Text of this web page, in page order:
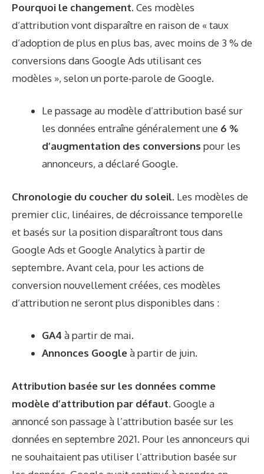
Pourquoi le changement. Ces modèles
d’attribution vont disparaître en raison de « taux
d’adoption de plus en plus bas, avec moins de 3 % de
conversions dans Google Ads utilisant ces
modèles », selon un porte-parole de Google.
Le passage au modèle d’attribution basé sur
les données entraîne généralement une 6 %
d’augmentation des conversions pour les
annonceurs, a déclaré Google.
Chronologie du coucher du soleil. Les modèles de
premier clic, linéaires, de décroissance temporelle
et basés sur la position disparaîtront tous dans
Google Ads et Google Analytics à partir de
septembre. Avant cela, pour les actions de
conversion nouvellement créées, ces modèles
d’attribution ne seront plus disponibles dans :
GA4 à partir de mai.
Annonces Googleà partir de juin.
Attribution basée sur les données comme
modèle d’attribution par défaut. Google a
annoncé son passage à l’attribution basée sur les
données en septembre 2021. Pour les annonceurs qui
ne souhaitaient pas utiliser l’attribution basée sur